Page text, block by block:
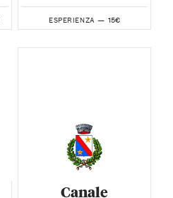
ESPERIENZA — 15€
Canale